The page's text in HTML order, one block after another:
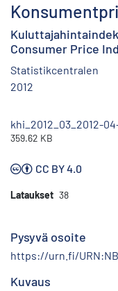
Consumer Price
Statistikcentralen
2012
khi_2012_03_2012-
359.62 KB
CC BY 4.0
Lataukset 38
Pysyvä osoite
https://urn.fi/
Kuvaus